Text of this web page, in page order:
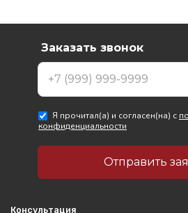
Консультация